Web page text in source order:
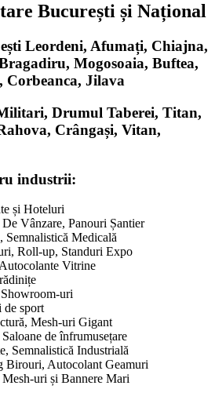
București și Național
Leordeni, Afumați, Chiajna,
Mogosoaia, Buftea,
Corbeanca, Jilava
Drumul Taberei, Titan,
Crângași, Vitan,
industrii:
și Hoteluri
Vânzare, Panouri Șantier
Semnalistică Medicală
Roll-up, Standuri Expo
Vitrine
uri
de sport
Mesh-uri Gigant
de înfrumusețare
Semnalistică Industrială
Birouri, Autocolant Geamuri
uri și Bannere Mari